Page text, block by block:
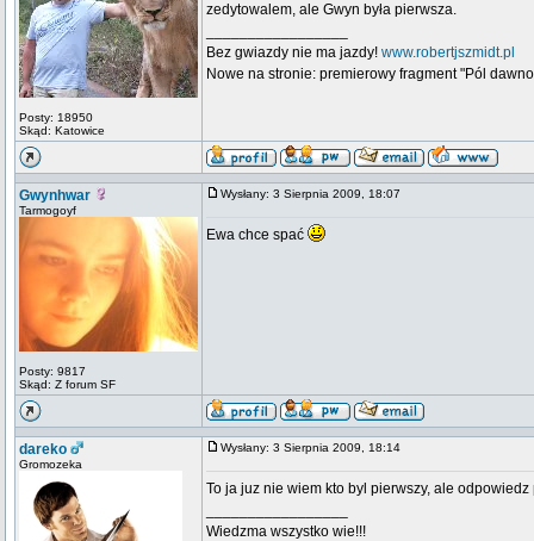
Posty: 18950
Skąd: Katowice
zedytowalem, ale Gwyn była pierwsza.
Bez gwiazdy nie ma jazdy! www.robertjszmidt.pl
Nowe na stronie: premierowy fragment "Pól
Gwynhwar
Tarmogoyf
Posty: 9817
Skąd: Z forum SF
Wysłany: 3 Sierpnia 2009, 18:07
Ewa chce spać
dareko
Gromozeka
Wysłany: 3 Sierpnia 2009, 18:14
To ja juz nie wiem kto byl pierwszy, ale
Wiedzma wszystko wie!!!